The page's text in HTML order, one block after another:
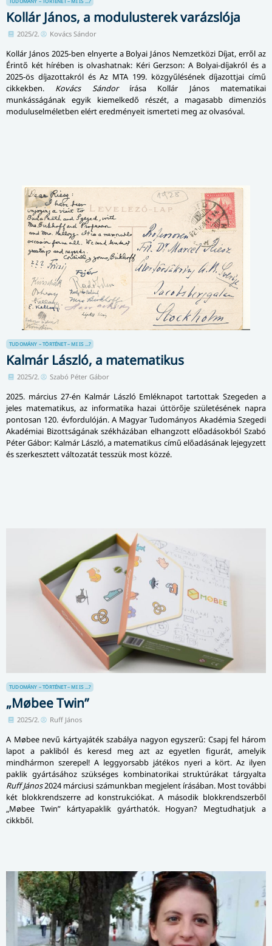
Kollár János, a modulusterek varázslója
2025/2. Kovács Sándor
Kollár János 2025-ben elnyerte a Bolyai János Nemzetközi Díjat, erről az
Érintő két hírében is olvashatnak: Kéri Gerzson: A Bolyai-díjakról és a
2025-ös díjazottakról és Az MTA 199. közgyűlésének díjazottjai című
cikkekben. Kovács Sándorírása Kollár János matematikai
munkásságának egyik kiemelkedő részét, a magasabb dimenziós
moduluselméletben elért eredményeit ismerteti meg az olvasóval.
TUDOMÁNY – TÖRTÉNET – MI IS ...?
Kalmár László, a matematikus
2025/2. Szabó Péter Gábor
2025. március 27-én Kalmár László Emléknapot tartottak Szegeden a
jeles matematikus, az informatika hazai úttörője születésének napra
pontosan 120. évfordulóján. A Magyar Tudományos Akadémia Szegedi
Akadémiai Bizott­sá­gá­nak székházában elhangzott előadásokból Szabó
Péter Gábor: Kalmár László, a matematikus című előadásának lejegyzett
és szerkesztett változatát tesszük most közzé.
TUDOMÁNY – TÖRTÉNET – MI IS ...?
„Møbee Twin”
2025/2. Ruff János
A Møbee nevű kártyajáték szabálya nagyon egyszerű: Csapj fel három
lapot a pakliból és keresd meg azt az egyetlen figurát, amelyik
mindhármon szerepel! A leggyorsabb játékos nyeri a kört. Az ilyen
paklik gyártásához szükséges kombi­na­to­ri­kai struktúrákat tárgyalta
Ruff János2024 márciusi számunkban megjelent írásában. Most további
két blokk­rend­szer­re ad konstrukciókat. A második blokkrendszerből
„Møbee Twin” kártya­pak­lik gyárthatók. Hogyan? Meg­tud­hat­juk a
cikkből.